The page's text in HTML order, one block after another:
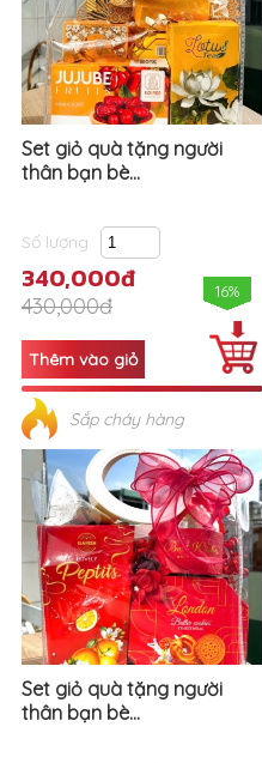
Set giỏ quà tặng người
thân bạn bè...
Số lượng
340,000đ
430,000đ
16%
Sắp cháy hàng
Set giỏ quà tặng người
thân bạn bè...